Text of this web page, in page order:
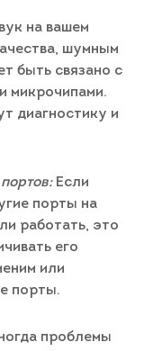
на вашем
шумным
быть связано с
микрочипами.
диагностику и
Если
порты на
работать, это
его
или
порты.
проблемы